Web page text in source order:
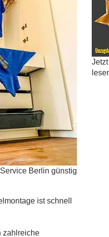
Berlin günstig
ist schnell
zahlreiche